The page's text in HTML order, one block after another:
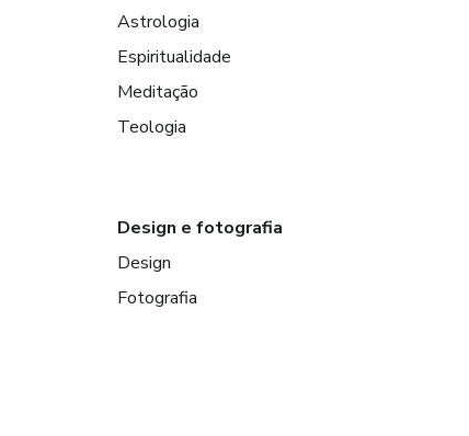
Astrologia
Espiritualidade
Meditação
Teologia
Design e fotografia
Design
Fotografia